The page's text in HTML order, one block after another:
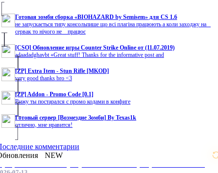
Готовая зомби сборка «BIOHAZARD by Semisem» для CS 1.6
не запускається типу консольпише що всі плагіна працюють а коли заходжу на
сервак то нічого не працює
[CSO] Обновление игры Counter Strike Online от (11.07.2019)
adaadadghavbt «Great stuff! Thanks for the informative post and
[ZP] Extra Item - Stun Rifle [MKOD]
very good thanks bro <3
[ZP] Addon - Promo Code [0.1]
Вижу ты постарался с промо кодами в конфиге
Готовый сервер [Возмездие Зомби] By Texas1k
отлично, мне нравится!
комментарии
NEW